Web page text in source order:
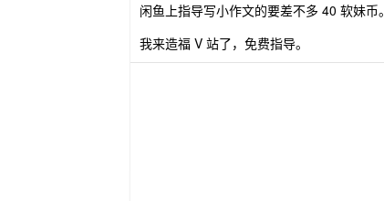
闲鱼上指导写小作文的要差不多 40 软妹币。
我来造福 V 站了，免费指导。